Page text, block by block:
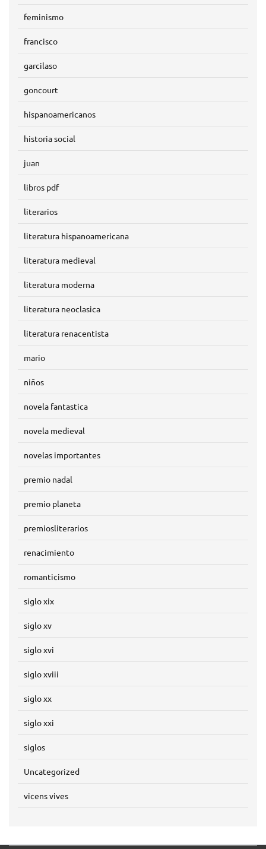
feminismo
francisco
garcilaso
goncourt
hispanoamericanos
historia social
juan
libros pdf
literarios
literatura hispanoamericana
literatura medieval
literatura moderna
literatura neoclasica
literatura renacentista
mario
niños
novela fantastica
novela medieval
novelas importantes
premio nadal
premio planeta
premiosliterarios
renacimiento
romanticismo
siglo xix
siglo xv
siglo xvi
siglo xviii
siglo xx
siglo xxi
siglos
Uncategorized
vicens vives